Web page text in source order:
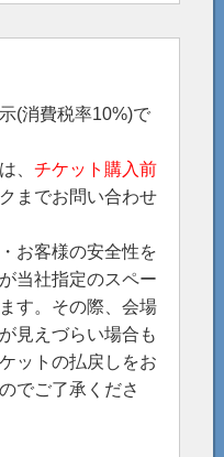
(消費税率10%)で
、 チケット購入前
までお問い合わせ
お客様の安全性を
当社指定のスペー
す。その際、会場
見えづらい場合も
ットの払戻しをお
でご了承くださ